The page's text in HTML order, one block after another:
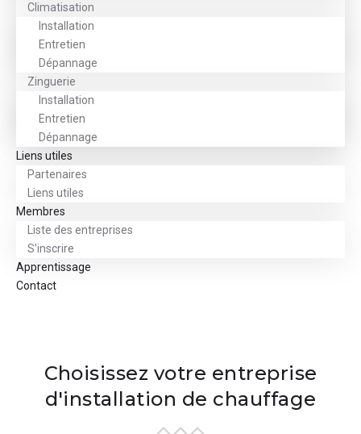
Climatisation
Installation
Entretien
Dépannage
Zinguerie
Installation
Entretien
Dépannage
Liens utiles
Partenaires
Liens utiles
Membres
Liste des entreprises
S’inscrire
Apprentissage
Contact
Choisissez votre entreprise
d'installation de chauffage